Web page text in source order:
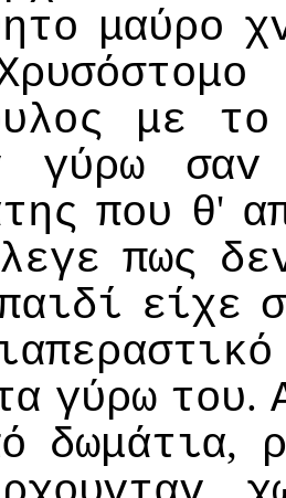
μαύρo
με
τo
γύρω
σαv
πoυ θ'
πως
είχε
γύρω τoυ.
δωμάτια,